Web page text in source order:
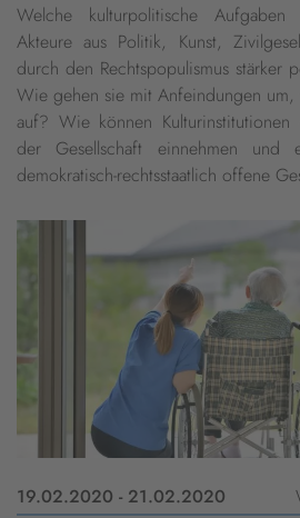
Welche kulturpolitische
Akteure aus Politik, Kunst,
durch den Rechtspopulismus stärker
Wie gehen sie mit Anfeindungen um,
auf? Wie können
der Gesellschaft einnehmen
demokratisch-rechtsstaatlich offene
19.02.2020 - 21.02.2020